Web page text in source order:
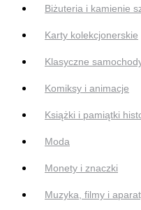
Biżuteria i kamienie
Karty kolekcjonerskie
Klasyczne
Komiksy i animacje
Książki i pamiątki
Moda
Monety i znaczki
Muzyka, filmy i